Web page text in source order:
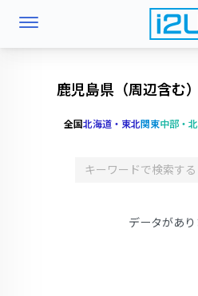
鹿児島県（周辺含む
全国北海道・東北関東中部・
データがあり